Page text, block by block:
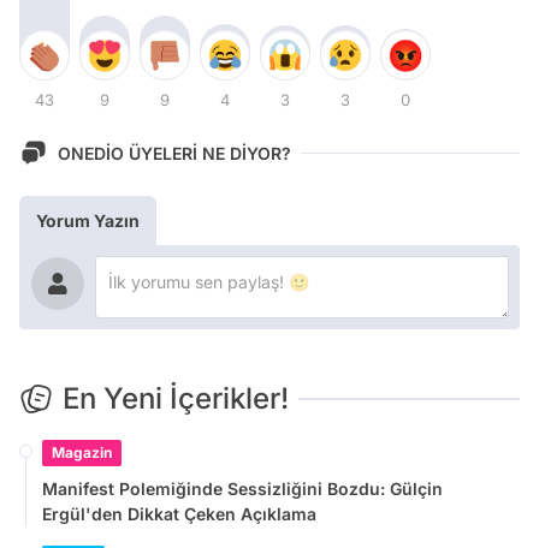
43 9 9 4 3 3 0
ONEDİO ÜYELERİ NE DİYOR?
Yorum Yazın
En Yeni İçerikler!
Magazin
Manifest Polemiğinde Sessizliğini Bozdu: Gülçin
Ergül'den Dikkat Çeken Açıklama